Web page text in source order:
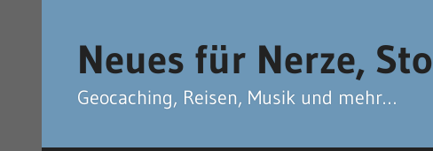
Neues für Nerze,
Geocaching, Reisen, Musik und mehr…